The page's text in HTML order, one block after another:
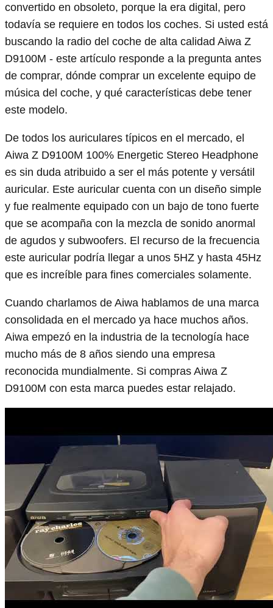
convertido en obsoleto, porque la era digital, pero
todavía se requiere en todos los coches. Si usted está
buscando la radio del coche de alta calidad Aiwa Z
D9100M - este artículo responde a la pregunta antes
de comprar, dónde comprar un excelente equipo de
música del coche, y qué características debe tener
este modelo.
De todos los auriculares típicos en el mercado, el
Aiwa Z D9100M 100% Energetic Stereo Headphone
es sin duda atribuido a ser el más potente y versátil
auricular. Este auricular cuenta con un diseño simple
y fue realmente equipado con un bajo de tono fuerte
que se acompaña con la mezcla de sonido anormal
de agudos y subwoofers. El recurso de la frecuencia
este auricular podría llegar a unos 5HZ y hasta 45Hz
que es increíble para fines comerciales solamente.
Cuando charlamos de Aiwa hablamos de una marca
consolidada en el mercado ya hace muchos años.
Aiwa empezó en la industria de la tecnología hace
mucho más de 8 años siendo una empresa
reconocida mundialmente. Si compras Aiwa Z
D9100M con esta marca puedes estar relajado.